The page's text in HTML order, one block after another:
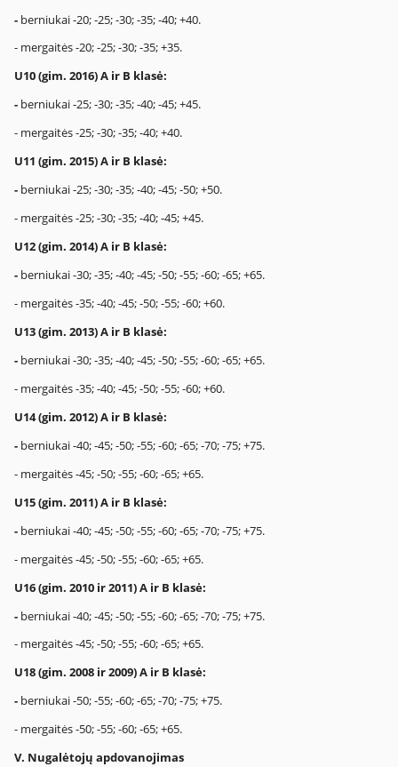
- berniukai -20; -25; -30; -35; -40; +40.
- mergaitės -20; -25; -30; -35; +35.
U10 (gim. 2016) A ir B klasė:
- berniukai -25; -30; -35; -40; -45; +45.
- mergaitės -25; -30; -35; -40; +40.
U11 (gim. 2015) A ir B klasė:
- berniukai -25; -30; -35; -40; -45; -50; +50.
- mergaitės -25; -30; -35; -40; -45; +45.
U12 (gim. 2014) A ir B klasė:
- berniukai -30; -35; -40; -45; -50; -55; -60; -65; +65.
- mergaitės -35; -40; -45; -50; -55; -60; +60.
U13 (gim. 2013) A ir B klasė:
- berniukai -30; -35; -40; -45; -50; -55; -60; -65; +65.
- mergaitės -35; -40; -45; -50; -55; -60; +60.
U14 (gim. 2012) A ir B klasė:
- berniukai -40; -45; -50; -55; -60; -65; -70; -75; +75.
- mergaitės -45; -50; -55; -60; -65; +65.
U15 (gim. 2011) A ir B klasė:
- berniukai -40; -45; -50; -55; -60; -65; -70; -75; +75.
- mergaitės -45; -50; -55; -60; -65; +65.
U16 (gim. 2010 ir 2011) A ir B klasė:
- berniukai -40; -45; -50; -55; -60; -65; -70; -75; +75.
- mergaitės -45; -50; -55; -60; -65; +65.
U18 (gim. 2008 ir 2009) A ir B klasė:
- berniukai -50; -55; -60; -65; -70; -75; +75.
- mergaitės -50; -55; -60; -65; +65.
V. Nugalėtojų apdovanojimas